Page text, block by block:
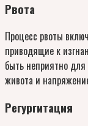
Рвота
Процесс рвоты
приводящие к
быть неприятно для
живота и
Регургитация